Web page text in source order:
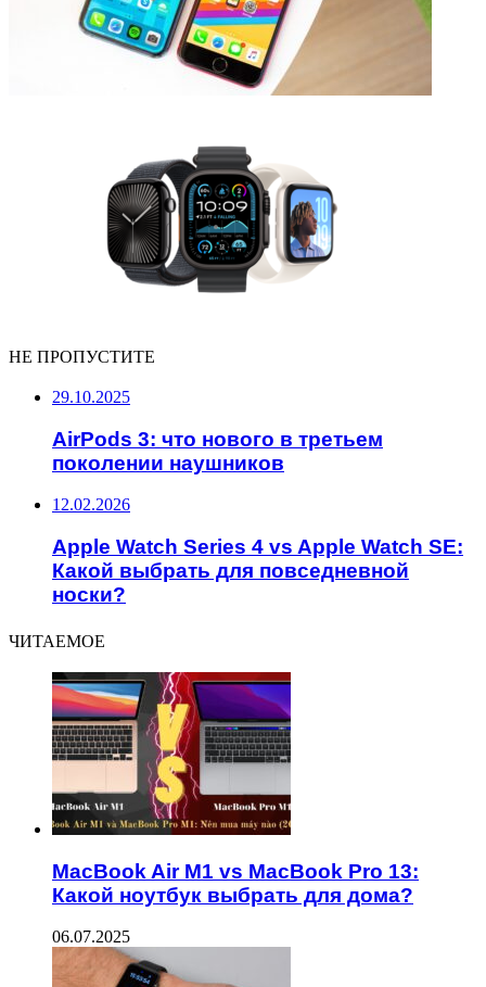
НЕ ПРОПУСТИТЕ
29.10.2025
AirPods 3: что нового в третьем
поколении наушников
12.02.2026
Apple Watch Series 4 vs Apple Watch SE:
Какой выбрать для повседневной
носки?
ЧИТАЕМОЕ
MacBook Air M1 vs MacBook Pro 13:
Какой ноутбук выбрать для дома?
06.07.2025